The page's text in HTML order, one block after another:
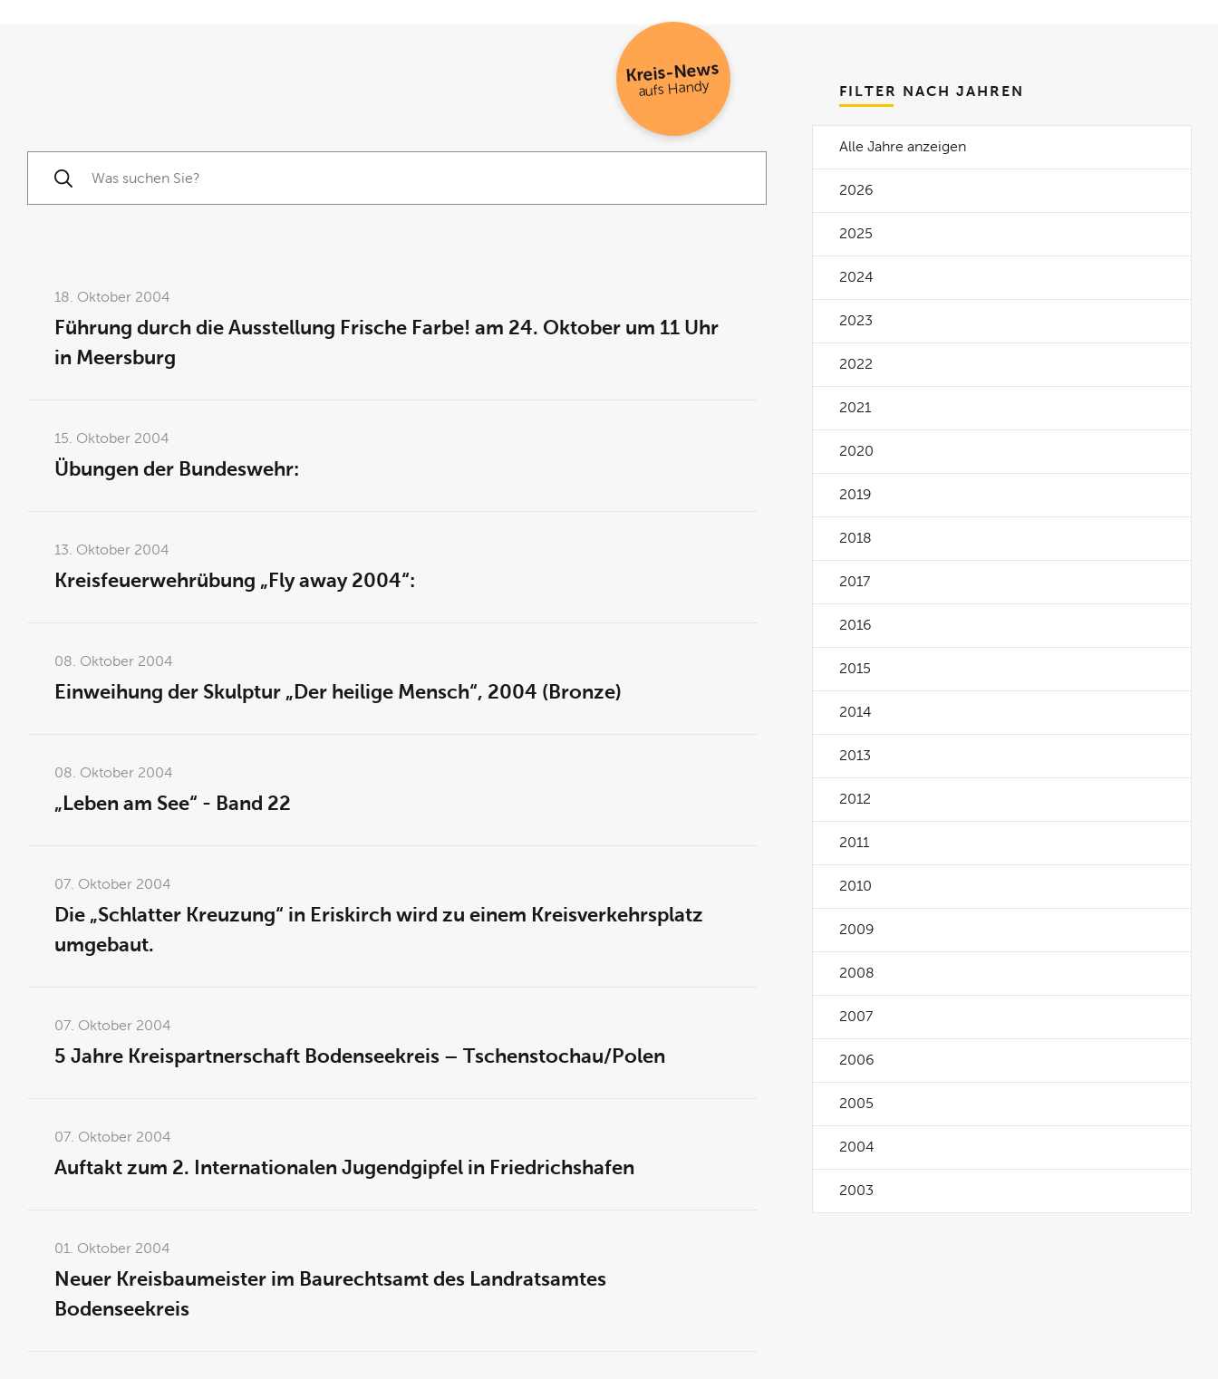
Kreis-News
aufs Handy
18. Oktober 2004
Führung durch die Ausstellung Frische Farbe! am 24. Oktober um 11 Uhr
in Meersburg
15. Oktober 2004
Übungen der Bundeswehr:
13. Oktober 2004
Kreisfeuerwehrübung „Fly away 2004“:
08. Oktober 2004
Einweihung der Skulptur „Der heilige Mensch“, 2004 (Bronze)
08. Oktober 2004
„Leben am See“ - Band 22
07. Oktober 2004
Die „Schlatter Kreuzung“ in Eriskirch wird zu einem Kreisverkehrsplatz
umgebaut.
07. Oktober 2004
5 Jahre Kreispartnerschaft Bodenseekreis – Tschenstochau/Polen
07. Oktober 2004
Auftakt zum 2. Internationalen Jugendgipfel in Friedrichshafen
01. Oktober 2004
Neuer Kreisbaumeister im Baurechtsamt des Landratsamtes
Bodenseekreis
FILTER NACH JAHREN
Alle Jahre anzeigen
2026
2025
2024
2023
2022
2021
2020
2019
2018
2017
2016
2015
2014
2013
2012
2011
2010
2009
2008
2007
2006
2005
2004
2003